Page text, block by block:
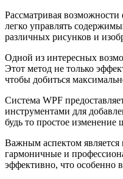
Рассматривая
легко управлять
различных рисунков и
Одной из интересных
Этот метод не только
чтобы добиться
Система WPF
инструментами для
будь то простое
Важным аспектом является
гармоничные и
эффективно, что особенно